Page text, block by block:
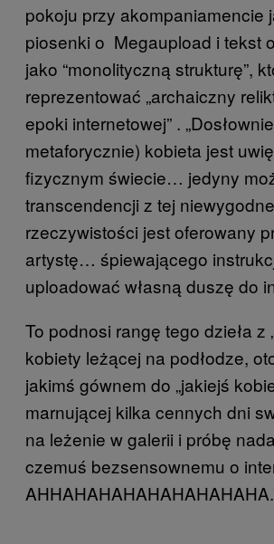
pokoju przy akompaniamencie
piosenki o Megaupload i tekst
jako “monolityczną strukturę”,
reprezentować „archaiczny
epoki internetowej” .
metaforycznie) kobieta jest
fizycznym świecie… jedyny
transcendencji z tej
rzeczywistości jest oferowany
artystę… śpiewającego
uploadować własną duszę do
To podnosi rangę tego dzieła z
kobiety leżącej na podłodze,
jakimś gównem do „jakiejś
marnującej kilka cennych dni
na leżenie w galerii i próbę
czemuś bezsensownemu o